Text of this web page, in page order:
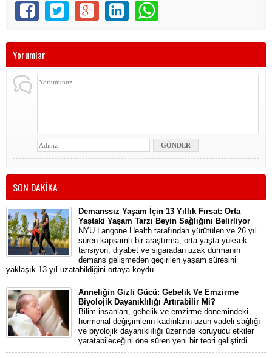
Yorumlar
SON DAKİKA
Demanssız Yaşam İçin 13 Yıllık Fırsat: Orta
Yaştaki Yaşam Tarzı Beyin Sağlığını Belirliyor
NYU Langone Health tarafından yürütülen ve 26 yıl
süren kapsamlı bir araştırma, orta yaşta yüksek
tansiyon, diyabet ve sigaradan uzak durmanın
demans gelişmeden geçirilen yaşam süresini
yaklaşık 13 yıl uzatabildiğini ortaya koydu.
Anneliğin Gizli Gücü: Gebelik Ve Emzirme
Biyolojik Dayanıklılığı Artırabilir Mi?
Bilim insanları, gebelik ve emzirme dönemindeki
hormonal değişimlerin kadınların uzun vadeli sağlığı
ve biyolojik dayanıklılığı üzerinde koruyucu etkiler
yaratabileceğini öne süren yeni bir teori geliştirdi.